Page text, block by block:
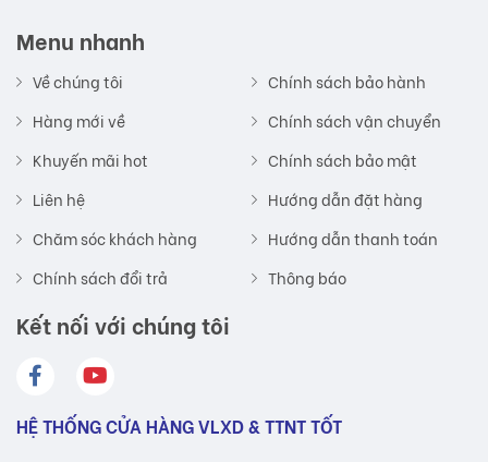
Dịch vụ nhanh chóng, tiết kiệm thời gian và tiền bạc cho
khách hàng
Menu nhanh
Về chúng tôi
Hàng mới về
Khuyến mãi hot
Liên hệ
Chăm sóc khách hàng
Chính sách đổi trả
Chính sách bảo hành
Chính sách vận chuyển
Chính sách bảo mật
Hướng dẫn đặt hàng
Hướng dẫn thanh toán
Thông báo
Kết nối với chúng tôi
HỆ THỐNG CỬA HÀNG VLXD & TTNT TỐT